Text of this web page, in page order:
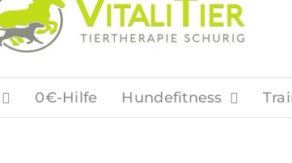
0€-Hilfe Hundefitness